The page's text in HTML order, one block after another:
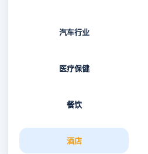
汽车行业
医疗保健
餐饮
酒店